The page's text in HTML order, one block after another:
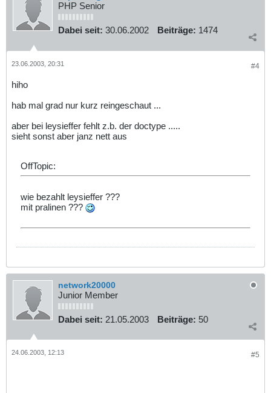
PHP Senior
Dabei seit: 30.06.2002 Beiträge: 1474
#4
23.06.2003, 20:31
hiho
hab mal grad nur kurz reingeschaut ...
aber bei leysieffer fehlt z.b. der doctype .....
sieht sonst aber janz nett aus
OffTopic:
wie bezahlt leysieffer ???
mit pralinen ???
network20000
Junior Member
Dabei seit: 21.05.2003 Beiträge: 50
#5
24.06.2003, 12:13